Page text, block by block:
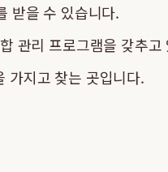
받을 수 있습니다.
관리 프로그램을 갖추고
가지고 찾는 곳입니다.